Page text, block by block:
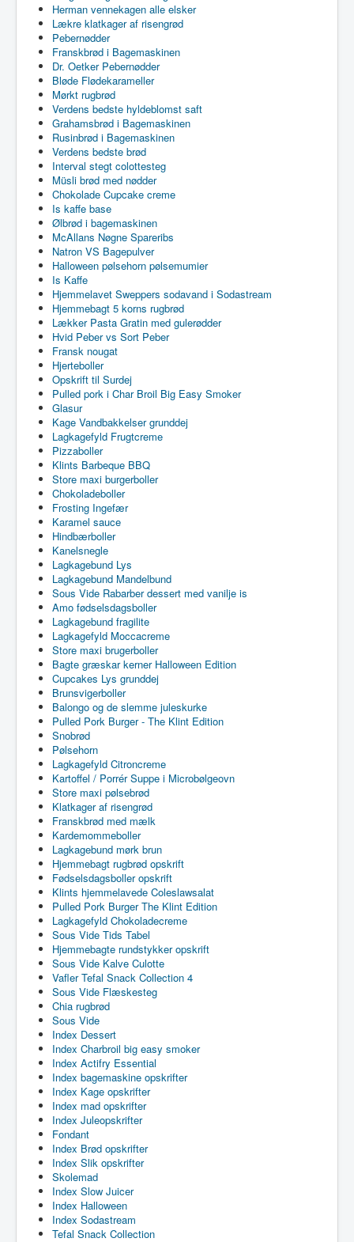
Herman vennekagen alle elsker
Lækre klatkager af risengrød
Pebernødder
Franskbrød i Bagemaskinen
Dr. Oetker Pebernødder
Bløde Flødekarameller
Mørkt rugbrød
Verdens bedste hyldeblomst saft
Grahamsbrød i Bagemaskinen
Rusinbrød i Bagemaskinen
Verdens bedste brød
Interval stegt colottesteg
Müsli brød med nødder
Chokolade Cupcake creme
Is kaffe base
Ølbrød i bagemaskinen
McAllans Nøgne Spareribs
Natron VS Bagepulver
Halloween pølsehorn pølsemumier
Is Kaffe
Hjemmelavet Sweppers sodavand i Sodastream
Hjemmebagt 5 korns rugbrød
Lækker Pasta Gratin med gulerødder
Hvid Peber vs Sort Peber
Fransk nougat
Hjerteboller
Opskrift til Surdej
Pulled pork i Char Broil Big Easy Smoker
Glasur
Kage Vandbakkelser grunddej
Lagkagefyld Frugtcreme
Pizzaboller
Klints Barbeque BBQ
Store maxi burgerboller
Chokoladeboller
Frosting Ingefær
Karamel sauce
Hindbærboller
Kanelsnegle
Lagkagebund Lys
Lagkagebund Mandelbund
Sous Vide Rabarber dessert med vanilje is
Amo fødselsdagsboller
Lagkagebund fragilite
Lagkagefyld Moccacreme
Store maxi brugerboller
Bagte græskar kerner Halloween Edition
Cupcakes Lys grunddej
Brunsvigerboller
Balongo og de slemme juleskurke
Pulled Pork Burger - The Klint Edition
Snobrød
Pølsehorn
Lagkagefyld Citroncreme
Kartoffel / Porrér Suppe i Microbølgeovn
Store maxi pølsebrød
Klatkager af risengrød
Franskbrød med mælk
Kardemommeboller
Lagkagebund mørk brun
Hjemmebagt rugbrød opskrift
Fødselsdagsboller opskrift
Klints hjemmelavede Coleslawsalat
Pulled Pork Burger The Klint Edition
Lagkagefyld Chokoladecreme
Sous Vide Tids Tabel
Hjemmebagte rundstykker opskrift
Sous Vide Kalve Culotte
Vafler Tefal Snack Collection 4
Sous Vide Flæskesteg
Chia rugbrød
Sous Vide
Index Dessert
Index Charbroil big easy smoker
Index Actifry Essential
Index bagemaskine opskrifter
Index Kage opskrifter
Index mad opskrifter
Index Juleopskrifter
Fondant
Index Brød opskrifter
Index Slik opskrifter
Skolemad
Index Slow Juicer
Index Halloween
Index Sodastream
Tefal Snack Collection